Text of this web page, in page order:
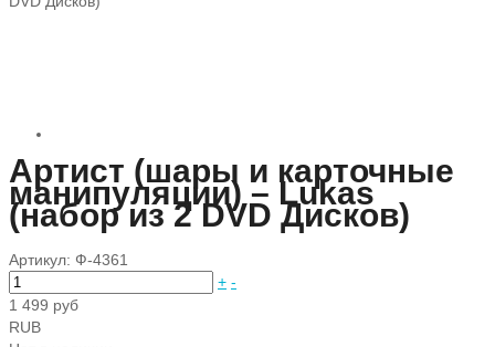
Артист (шары и карточные
манипуляции) – Lukas
(набор из 2 DVD Дисков)
Артикул: Ф-4361
+ -
1 499 руб
RUB